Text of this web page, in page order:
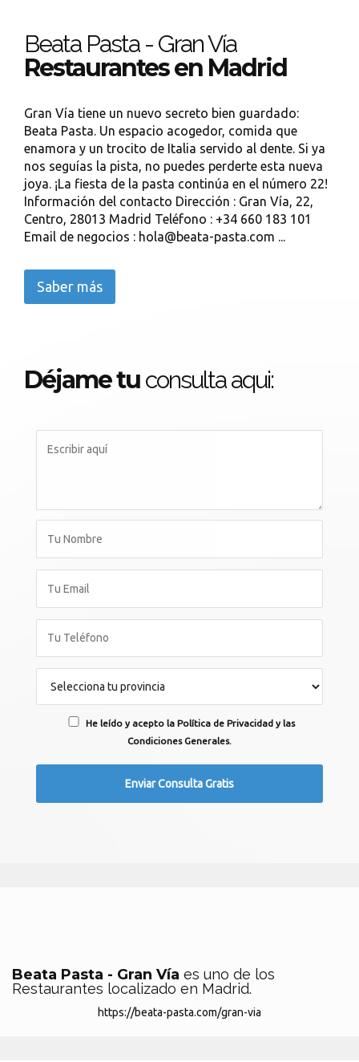
Beata Pasta - Gran Vía
Restaurantes en Madrid
Gran Vía tiene un nuevo secreto bien guardado:
Beata Pasta. Un espacio acogedor, comida que
enamora y un trocito de Italia servido al dente. Si ya
nos seguías la pista, no puedes perderte esta nueva
joya. ¡La fiesta de la pasta continúa en el número 22!
Información del contacto Dirección : Gran Vía, 22,
Centro, 28013 Madrid Teléfono : +34 660 183 101
Email de negocios : hola@beata-pasta.com ...
Saber más
Déjame tu consulta aqui:
He leído y acepto la Política de Privacidad y las
Condiciones Generales.
Beata Pasta - Gran Vía es uno de los
Restaurantes localizado en Madrid.
https://beata-pasta.com/gran-via